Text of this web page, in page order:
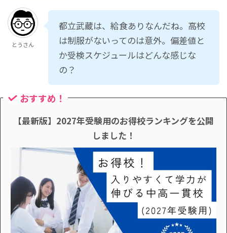
とうさん
都立武蔵は、給食ありなんだね。高校
は制服がないってのは意外。偏差値と
か受検スケジュールはどんな感じな
の？
おすすめ！
【最新版】2027年受験用のお得校ランキングを公開
しました！